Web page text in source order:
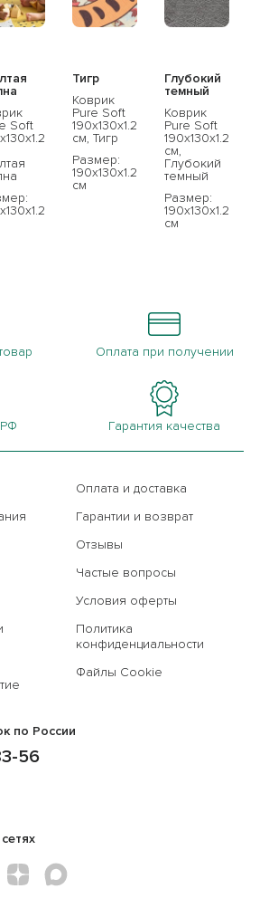
Soft
Тигр
Коврик
Pure Soft
190x130x1.2
см, Тигр
Размер:
190x130x1.2
см
Глубокий
темный
Коврик
Pure Soft
190x130x1.2
см,
Глубокий
темный
Размер:
190x130x1.2
см
Оплата при получении
Гарантия качества
Оплата и доставка
Гарантии и возврат
Отзывы
Частые вопросы
Условия оферты
Политика
конфиденциальности
Файлы Cookie
по России
56